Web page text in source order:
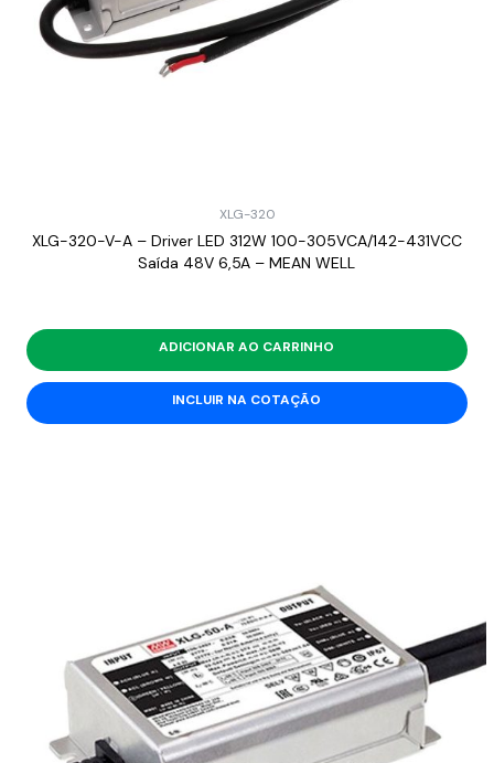
XLG-320
XLG-320-V-A – Driver LED 312W 100-305VCA/142-431VCC
Saída 48V 6,5A – MEAN WELL
ADICIONAR AO CARRINHO
INCLUIR NA COTAÇÃO